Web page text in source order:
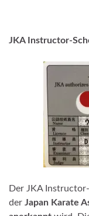
JKA Instructor-
Der JKA
der Japan Karate